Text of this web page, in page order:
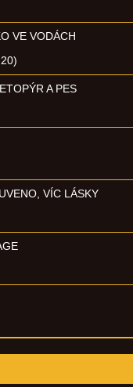
VE VODÁCH
A PES
VÍC LÁSKY